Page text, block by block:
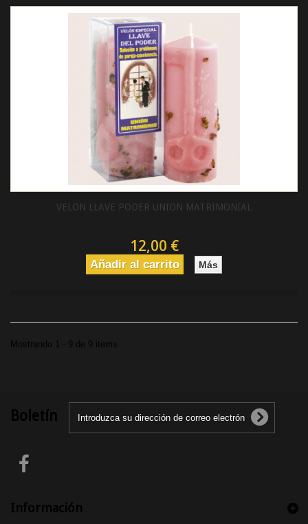
VELON LLAVE PODER UNION MATRIMONIAL
12,00 €
Añadir al carrito Más
Mostrando 1 - 9 de 9 items
Boletín
Información